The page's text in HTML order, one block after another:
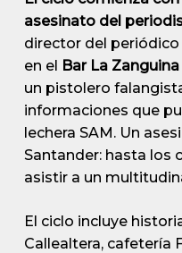
asesinato del
director del periódico
en el Bar La Zanguina
un pistolero
informaciones que
lechera SAM. Un
Santander: hasta los
asistir a un
El ciclo incluye
Callealtera, cafetería